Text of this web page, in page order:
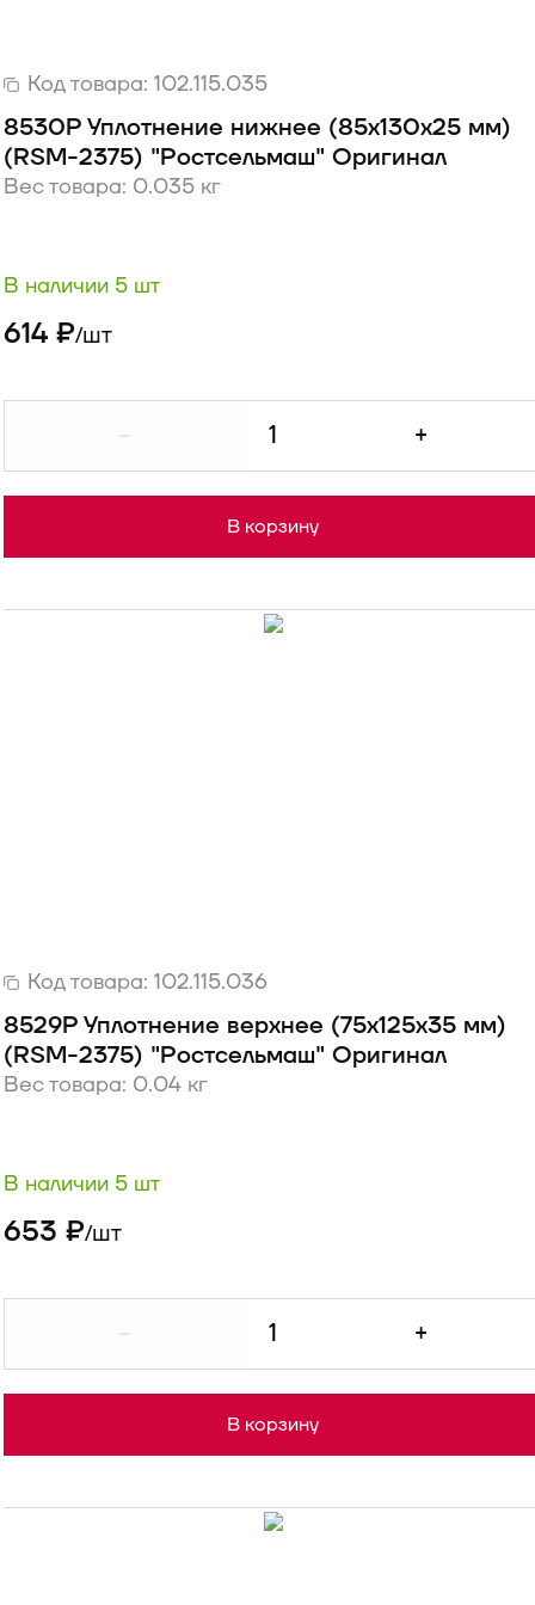
Код товара: 102.115.035
8530Р Уплотнение нижнее (85х130х25 мм)
(RSM-2375) "Ростсельмаш" Оригинал
Вес товара: 0.035 кг
В наличии 5 шт
614 ₽/шт
+
В корзину
Код товара: 102.115.036
8529Р Уплотнение верхнее (75х125х35 мм)
(RSM-2375) "Ростсельмаш" Оригинал
Вес товара: 0.04 кг
В наличии 5 шт
653 ₽/шт
+
В корзину